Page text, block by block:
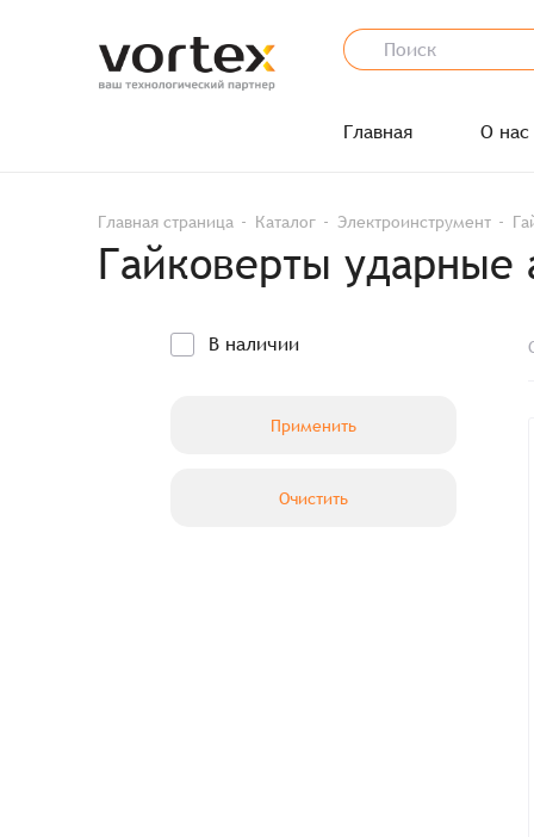
Главная О нас
Главная страница Каталог Электроинструмент
Гайковерты ударные
В наличии
Применить
Очистить